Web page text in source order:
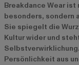
Breakdance Wear
besonders, sondern
Sie spiegelt die
Kultur wider und
Persönlichkeit aus